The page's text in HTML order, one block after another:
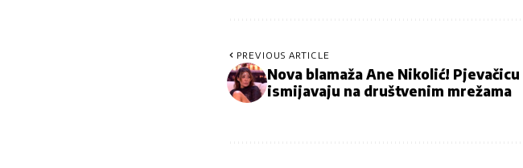
PREVIOUS ARTICLE
Nova blamaža Ane Nikolić! Pjevačicu
ismijavaju na društvenim mrežama